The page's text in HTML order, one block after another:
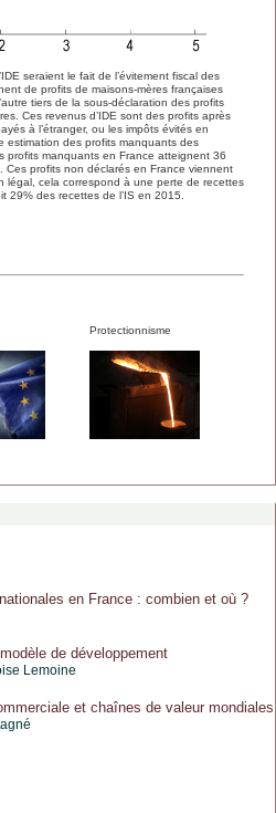
seraient le fait de l’évitement fiscal des
de profits de maisons-mères françaises
tiers de la sous-déclaration des profits
Ces revenus d’IDE sont des profits après
à l’étranger, ou les impôts évités en
estimation des profits manquants des
profits manquants en France atteignent 36
Ces profits non déclarés en France viennent
légal, cela correspond à une perte de recettes
29% des recettes de l’IS en 2015.
Protectionnisme
en France : combien et où ?
de développement
Lemoine
et chaînes de valeur mondiales